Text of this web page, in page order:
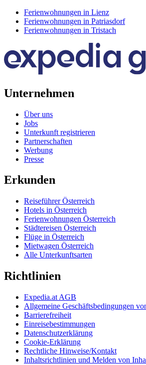
Ferienwohnungen in Lienz
Ferienwohnungen in Patriasdorf
Ferienwohnungen in Tristach
Unternehmen
Über uns
Jobs
Unterkunft registrieren
Partnerschaften
Werbung
Presse
Erkunden
Reiseführer Österreich
Hotels in Österreich
Ferienwohnungen Österreich
Städtereisen Österreich
Flüge in Österreich
Mietwagen Österreich
Alle Unterkunftsarten
Richtlinien
Expedia.at AGB
Allgemeine Geschäftsbedingungen
Barrierefreiheit
Einreisebestimmungen
Datenschutzerklärung
Cookie-Erklärung
Rechtliche Hinweise/Kontakt
Inhaltsrichtlinien und Melden von